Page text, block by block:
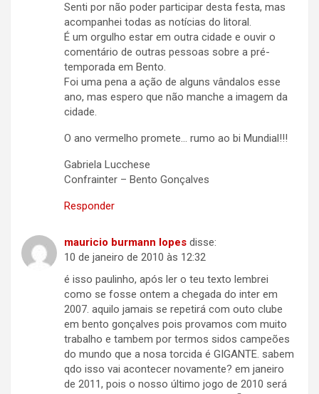
Senti por não poder participar desta festa, mas
acompanhei todas as notícias do litoral.
É um orgulho estar em outra cidade e ouvir o
comentário de outras pessoas sobre a pré-
temporada em Bento.
Foi uma pena a ação de alguns vândalos esse
ano, mas espero que não manche a imagem da
cidade.
O ano vermelho promete… rumo ao bi Mundial!!!
Gabriela Lucchese
Confrainter – Bento Gonçalves
Responder
mauricio burmann lopes disse:
10 de janeiro de 2010 às 12:32
é isso paulinho, após ler o teu texto lembrei
como se fosse ontem a chegada do inter em
2007. aquilo jamais se repetirá com outo clube
em bento gonçalves pois provamos com muito
trabalho e tambem por termos sidos campeões
do mundo que a nosa torcida é GIGANTE. sabem
qdo isso vai acontecer novamente? em janeiro
de 2011, pois o nosso último jogo de 2010 será